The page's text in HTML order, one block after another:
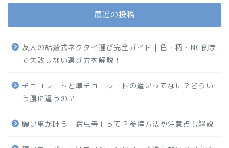
最近の投稿
友人の結婚式ネクタイ選び完全ガイド｜色・柄・NG例ま
で失敗しない選び方を解説！
チョコレートと準チョコレートの違いってなに？どうい
う風に違うの？
願い事が叶う「鈴虫寺」って？参拝方法や注意点も解説